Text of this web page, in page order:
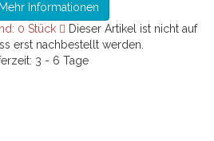
Mehr Informationen
0 Stück
Dieser Artikel ist nicht auf
erst nachbestellt werden.
3 - 6 Tage